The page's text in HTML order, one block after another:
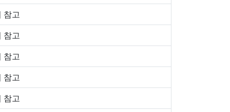
참고
참고
참고
참고
참고